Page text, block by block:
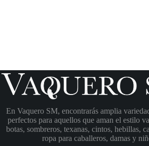
En Vaquero SM, encontrarás amplia
perfectos para aquellos que aman el estilo
botas, sombreros, texanas, cintos, hebillas,
ropa para caballeros, damas y